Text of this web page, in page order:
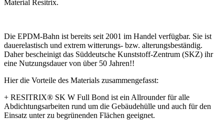
Material Resitrix.
Die EPDM-Bahn ist bereits seit 2001 im Handel verfügbar. Sie ist
dauerelastisch und extrem witterungs- bzw. alterungsbeständig.
Daher bescheinigt das Süddeutsche Kunststoff-Zentrum (SKZ) ihr
eine Nutzungsdauer von über 50 Jahren!!
Hier die Vorteile des Materials zusammengefasst:
+ RESITRIX® SK W Full Bond ist ein Allrounder für alle
Abdichtungsarbeiten rund um die Gebäudehülle und auch für den
Einsatz unter zu begrünenden Flächen geeignet.